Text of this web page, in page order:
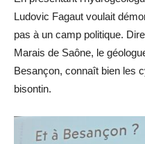
Ludovic Fagaut voulait
pas à un camp politique.
Marais de Saône, le
Besançon, connaît bien les
bisontin.